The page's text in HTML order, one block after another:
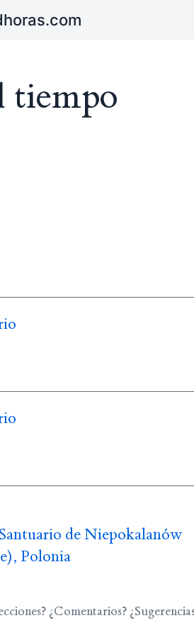
tiempo
Santuario de Niepokalanów
Polonia
¿Comentarios?